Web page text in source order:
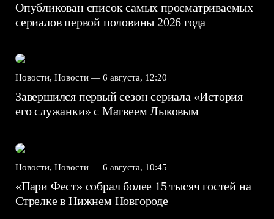
Опубликован список самых просматриваемых
сериалов первой половины 2026 года
Новости, Новости — 6 августа, 12:20
Завершился первый сезон сериала «История
его служанки» с Матвеем Лыковым
Новости, Новости — 6 августа, 10:45
«Пари Фест» собрал более 15 тысяч гостей на
Стрелке в Нижнем Новгороде